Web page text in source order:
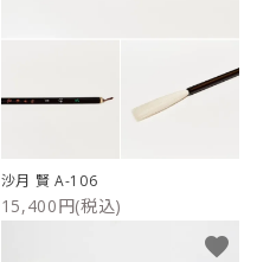
沙月 賢 A-106
15,400円(税込)
favorite